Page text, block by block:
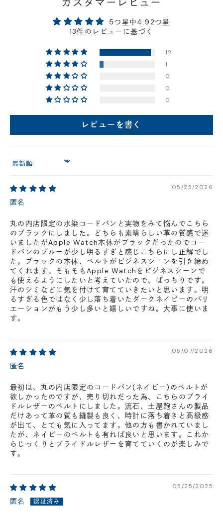
- 在庫 -△
店舗に在庫がある場合、お支払金額が合計300,000
円(税込)以下の場合、代引きでのご配送も可能です。
新製品については販売開始日より取扱いとなります。
在庫状況について
※在庫ありの表示の際にも売り切れや他のお客様の取り置きの場合がご
ざいます。
※在庫状況は随時変動しているため、ご来店時に売り切れの場合がござ
合わせください。
5つ星中4.92つ星
13件のレビューに基づく
12
1
0
0
0
レビューを書く
Sort by
05/25/2026
匿名
丸の内店限定の水染コードバンと実物をみて悩んでこちら
のブラックにしました。どちらも素晴らしい革の質感で迷
いましたがApple Watch本体がブラックだったのでコー
ドバンのブルーが少し明るすぎと感じこちらにし正解でし
た。ブラックの本体、ベルトがビジネスシーンを引き締め
てくれます。そもそもApple Watchをビジネスシーンで
も使えるようにしたいと考えていたので、ばっちりです。
汗のシミなどに気を付けて育てていきたいと思います。明
るすぎる色ではなく少し落ち着いたダークネイビーのバリ
エーションがもう少し多いと嬉しいですね。大事に使いま
す。
05/07/2026
匿名
最初は、丸の内店限定のコードバン(ネイビー)のベルトが
欲しかったのですが、売り切れだった為、こちらのブライ
ドルレザーのベルトにしました。流石、土屋鞄さんの製品
だけあって革の質も縫製も良く、時計に落ち着きと高級感
が出て、とても気に入ってます。他の方も書かれていまし
たが、ネイビーのベルトも有れば良いと思います。これか
らじっくりとブライドルレザーを育てていくのが楽しみで
す。
05/25/2025
匿名